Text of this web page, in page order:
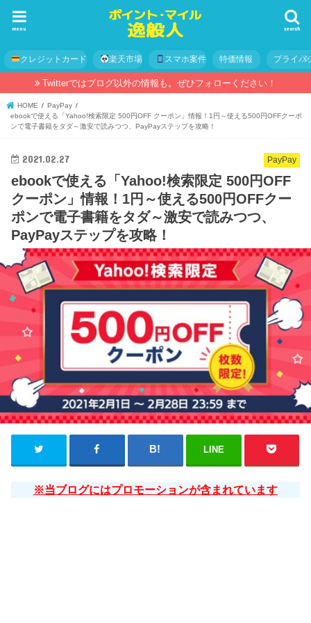
search
menu
クレジットカード 楽天市場 スマホ案件 特価情報 プライバ
Twitterではブログ以外の情報も。ぜひフォローください！
HOME
PayPay
ebookで使える「Yahoo!検索限定 500円OFF クーポン」情報！1円～使える500円OFFクーポ
ンで電子書籍をタダ～激安で読みつつ、PayPayステップを攻略！
PayPay
2021.02.27
ebookで使える「Yahoo!検索限定 500円OFF
クーポン」情報！1円～使える500円OFFクー
ポンで電子書籍をタダ～激安で読みつつ、
PayPayステップを攻略！
LINE
※当ブログにはプロモーションが含まれています